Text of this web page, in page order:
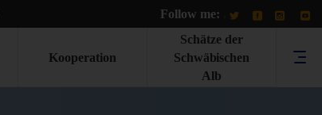
Follow me:
Kooperation
Schätze der
Schwäbischen
Alb